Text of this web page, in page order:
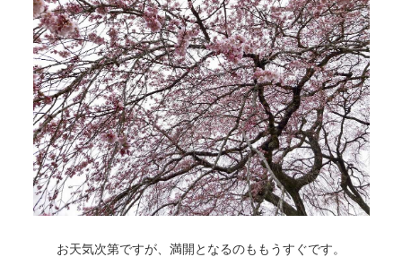
お天気次第ですが、満開となるのももうすぐです。